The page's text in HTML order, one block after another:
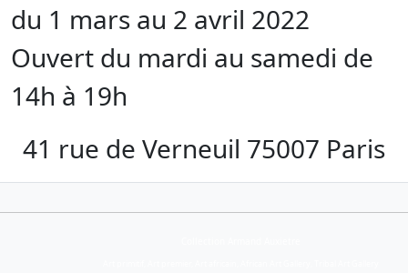
du 1 mars au 2 avril 2022
Ouvert du mardi au samedi de
14h à 19h
41 rue de Verneuil 75007 Paris